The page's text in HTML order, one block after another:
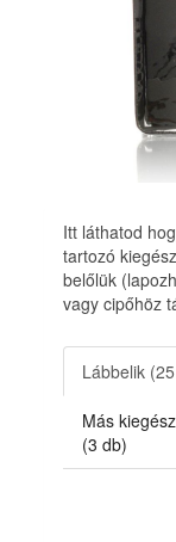
Itt láthatod
tartozó
belőlük
vagy cipőhöz
Lábbelik
Más
(3 db)